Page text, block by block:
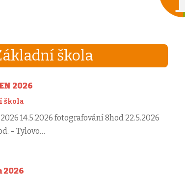
škola
2026
škola
14.5.2026 fotografování 8hod 22.5.2026
– Tylovo…
2026